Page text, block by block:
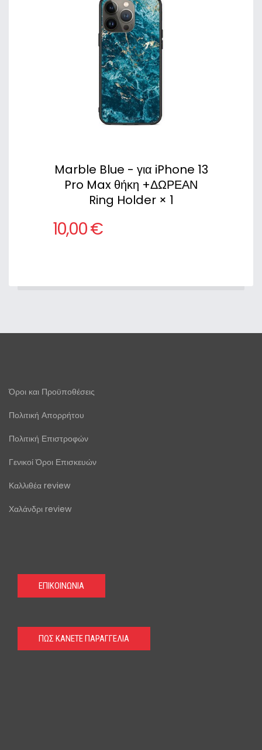
Marble Blue - για iPhone 13
Pro Max θήκη +ΔΩΡΕΑΝ
Ring Holder × 1
10,00 €
Όροι και Προϋποθέσεις
Πολιτική Απορρήτου
Πολιτική Επιστροφών
Γενικοί Όροι Επισκευών
Καλλιθέα review
Χαλάνδρι review
ΕΠΙΚΟΙΝΩΝΙΑ
ΠΩΣ ΚΑΝΕΤΕ ΠΑΡΑΓΓΕΛΙΑ